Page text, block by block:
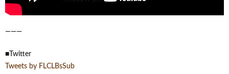
―――
■Twitter
Tweets by FLCLBsSub